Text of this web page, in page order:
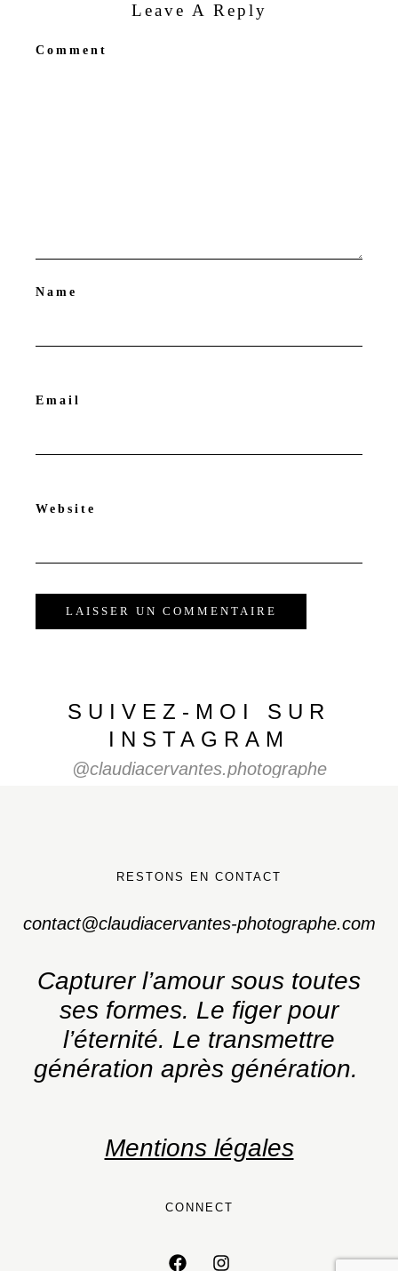
Leave A Reply
Comment
Name
Email
Website
SUIVEZ-MOI SUR
INSTAGRAM
@claudiacervantes.photographe
RESTONS EN CONTACT
contact@claudiacervantes-photographe.com
Capturer l’amour sous toutes
ses formes. Le figer pour
l’éternité. Le transmettre
génération après génération.
Mentions légales
CONNECT